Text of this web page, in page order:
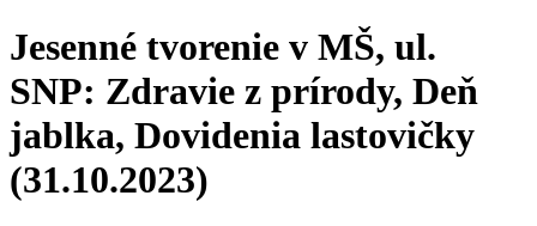
Jesenné tvorenie v MŠ, ul.
SNP: Zdravie z prírody, Deň
jablka, Dovidenia lastovičky
(31.10.2023)